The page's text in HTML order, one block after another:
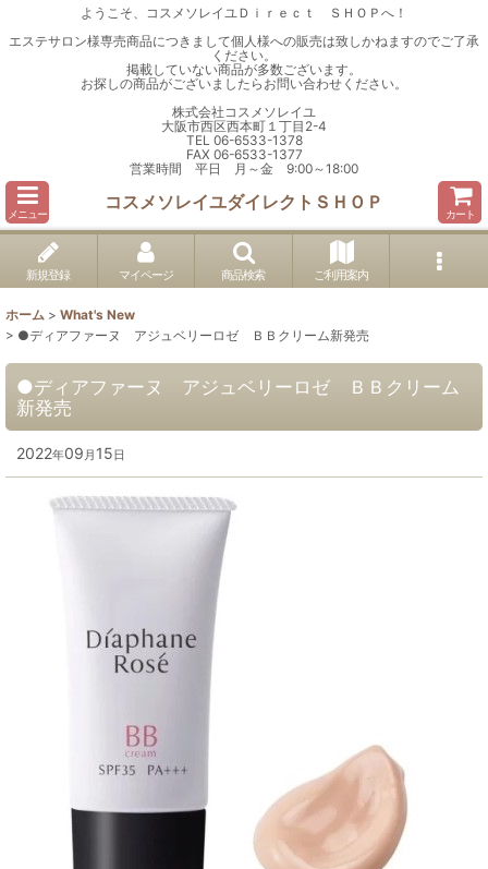
ようこそ、コスメソレイユＤｉｒｅｃｔ ＳＨＯＰへ！
エステサロン様専売商品につきまして個人様への販売は致しかねますのでご了承
ください。
掲載していない商品が多数ございます。
お探しの商品がございましたらお問い合わせください。
株式会社コスメソレイユ
大阪市西区西本町１丁目2-4
TEL 06-6533-1378
FAX 06-6533-1377
営業時間 平日 月～金 9:00～18:00
メニュー
コスメソレイユダイレクトＳＨＯＰ
カート
新規登録 マイページ 商品検索 ご利用案内
ホーム > What's New
> ●ディアファーヌ アジュベリーロゼ ＢＢクリーム新発売
●ディアファーヌ アジュベリーロゼ ＢＢクリーム
新発売
2022年09 月 15日